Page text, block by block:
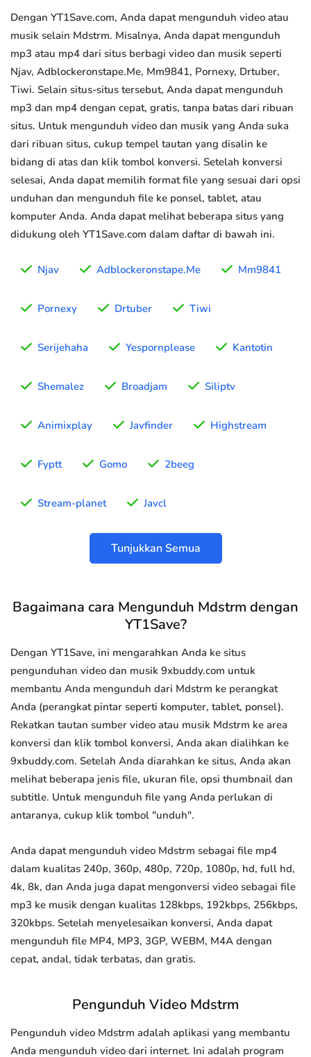
Dengan YT1Save.com, Anda dapat mengunduh video atau
musik selain Mdstrm. Misalnya, Anda dapat mengunduh
mp3 atau mp4 dari situs berbagi video dan musik seperti
Njav, Adblockeronstape.Me, Mm9841, Pornexy, Drtuber,
Tiwi. Selain situs-situs tersebut, Anda dapat mengunduh
mp3 dan mp4 dengan cepat, gratis, tanpa batas dari ribuan
situs. Untuk mengunduh video dan musik yang Anda suka
dari ribuan situs, cukup tempel tautan yang disalin ke
bidang di atas dan klik tombol konversi. Setelah konversi
selesai, Anda dapat memilih format file yang sesuai dari opsi
unduhan dan mengunduh file ke ponsel, tablet, atau
komputer Anda. Anda dapat melihat beberapa situs yang
didukung oleh YT1Save.com dalam daftar di bawah ini.
Njav Adblockeronstape.Me Mm9841
Pornexy Drtuber Tiwi
Serijehaha Yespornplease Kantotin
Shemalez Broadjam Siliptv
Animixplay Javfinder Highstream
Fyptt Gomo 2beeg
Stream-planet Javcl
Tunjukkan Semua
Bagaimana cara Mengunduh Mdstrm dengan
YT1Save?
Dengan YT1Save, ini mengarahkan Anda ke situs
pengunduhan video dan musik 9xbuddy.com untuk
membantu Anda mengunduh dari Mdstrm ke perangkat
Anda (perangkat pintar seperti komputer, tablet, ponsel).
Rekatkan tautan sumber video atau musik Mdstrm ke area
konversi dan klik tombol konversi, Anda akan dialihkan ke
9xbuddy.com. Setelah Anda diarahkan ke situs, Anda akan
melihat beberapa jenis file, ukuran file, opsi thumbnail dan
subtitle. Untuk mengunduh file yang Anda perlukan di
antaranya, cukup klik tombol "unduh".
Anda dapat mengunduh video Mdstrm sebagai file mp4
dalam kualitas 240p, 360p, 480p, 720p, 1080p, hd, full hd,
4k, 8k, dan Anda juga dapat mengonversi video sebagai file
mp3 ke musik dengan kualitas 128kbps, 192kbps, 256kbps,
320kbps. Setelah menyelesaikan konversi, Anda dapat
mengunduh file MP4, MP3, 3GP, WEBM, M4A dengan
cepat, andal, tidak terbatas, dan gratis.
Pengunduh Video Mdstrm
Pengunduh video Mdstrm adalah aplikasi yang membantu
Anda mengunduh video dari internet. Ini adalah program